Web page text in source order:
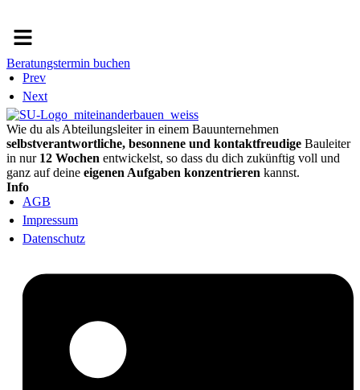
Menü
Beratungstermin buchen
Prev
Next
Wie du als Abteilungsleiter in einem Bauunternehmen
selbstverantwortliche, besonnene und kontaktfreudige Bauleiter
in nur 12 Wochen entwickelst, so dass du dich zukünftig voll und
ganz auf deine eigenen Aufgaben konzentrieren kannst.
Info
AGB
Impressum
Datenschutz